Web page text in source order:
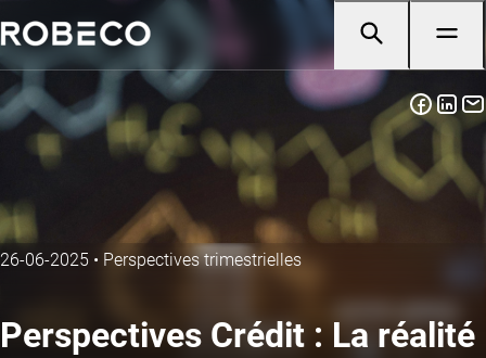
26-06-2025 • Perspectives trimestrielles
Perspectives Crédit : La réalité